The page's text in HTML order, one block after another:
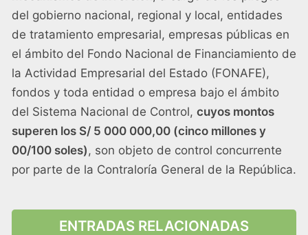
del gobierno nacional, regional y local, entidades
de tratamiento empresarial, empresas públicas en
el ámbito del Fondo Nacional de Financiamiento de
la Actividad Empresarial del Estado (FONAFE),
fondos y toda entidad o empresa bajo el ámbito
del Sistema Nacional de Control, cuyos montos
superen los S/ 5 000 000,00 (cinco millones y
00/100 soles), son objeto de control concurrente
por parte de la Contraloría General de la República.
ENTRADAS RELACIONADAS